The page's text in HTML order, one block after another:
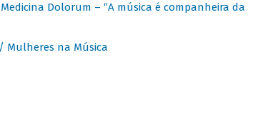
Medicina Dolorum – “A música é companheira da
/ Mulheres na Música